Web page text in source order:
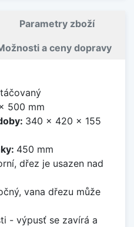
Parametry zboží
a ceny dopravy
500 mm
340 x 420 x 155
450 mm
dřez je usazen nad
vana dřezu může
- výpusť se zavírá a